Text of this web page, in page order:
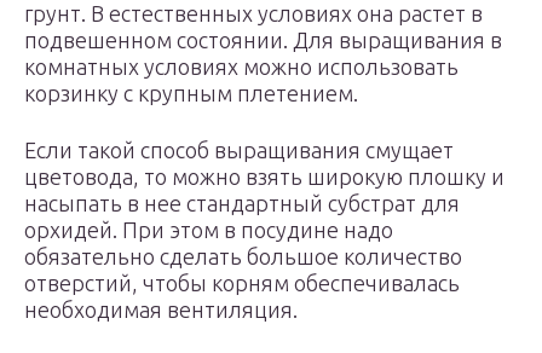
грунт. В естественных условиях она растет в
подвешенном состоянии. Для выращивания в
комнатных условиях можно использовать
корзинку с крупным плетением.
Если такой способ выращивания смущает
цветовода, то можно взять широкую плошку и
насыпать в нее стандартный субстрат для
орхидей. При этом в посудине надо
обязательно сделать большое количество
отверстий, чтобы корням обеспечивалась
необходимая вентиляция.